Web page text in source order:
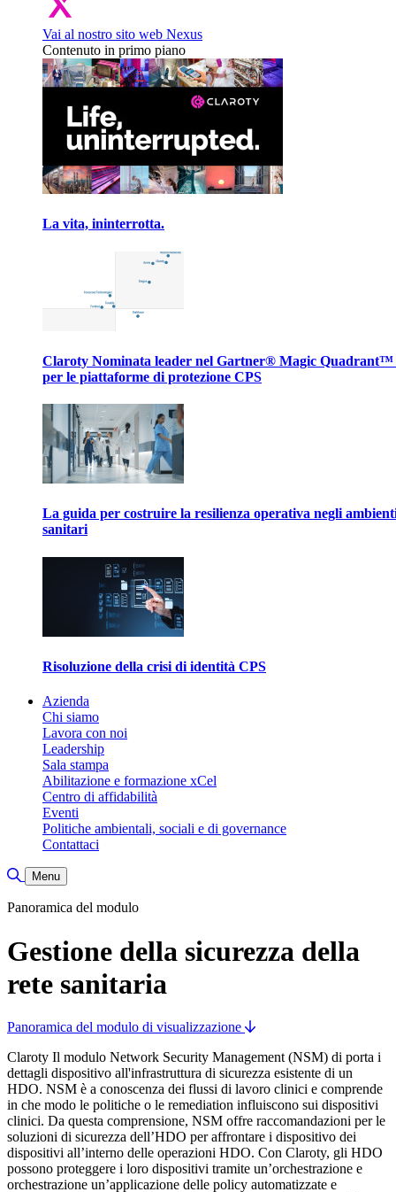
Vai al nostro sito web Nexus
Contenuto in primo piano
La vita, ininterrotta.
Claroty Nominata leader nel Gartner® Magic Quadrant™
per le piattaforme di protezione CPS
La guida per costruire la resilienza operativa negli
sanitari
Risoluzione della crisi di identità CPS
Azienda
Chi siamo
Lavora con noi
Leadership
Sala stampa
Abilitazione e formazione xCel
Centro di affidabilità
Eventi
Politiche ambientali, sociali e di governance
Contattaci
Attiva/disattiva ricerca
Menu
Panoramica del modulo
Gestione della sicurezza della
rete sanitaria
Panoramica del modulo di visualizzazione
Claroty Il modulo Network Security Management (NSM) di porta i
dettagli dispositivo all'infrastruttura di sicurezza esistente di un
HDO. NSM è a conoscenza dei flussi di lavoro clinici e comprende
in che modo le politiche o le remediation influiscono sui dispositivi
clinici. Da questa comprensione, NSM offre raccomandazioni per le
soluzioni di sicurezza dell’HDO per affrontare i dispositivo dei
dispositivi all’interno delle operazioni HDO. Con Claroty, gli HDO
possono proteggere i loro dispositivi tramite un’orchestrazione e
orchestrazione un’applicazione delle policy automatizzate e